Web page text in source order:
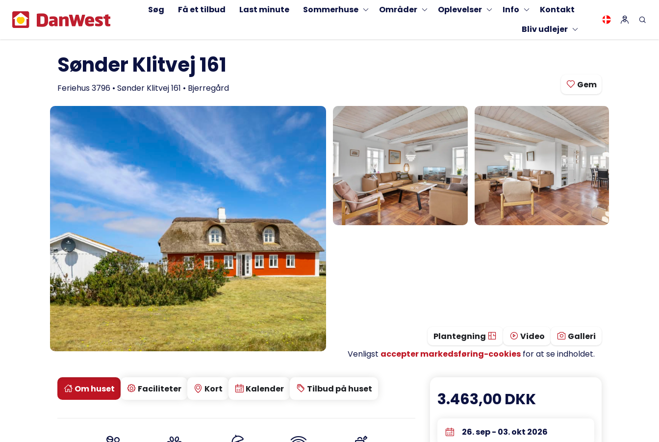
Søg Få et tilbud Last minute Sommerhuse Områder Oplevelser Info
Kontakt
Bliv udlejer
Sønder Klitvej 161
Feriehus 3796 • Sønder Klitvej 161 • Bjerregård Gem
Venligst accepter markedsføring-cookiesfor at se indholdet.
Plantegning Video Galleri
Om huset Faciliteter Kort Kalender Tilbud på huset
3.463,00 DKK
26. sep - 03. okt 2026